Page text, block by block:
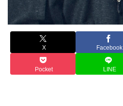
X Facebook
Pocket LINE